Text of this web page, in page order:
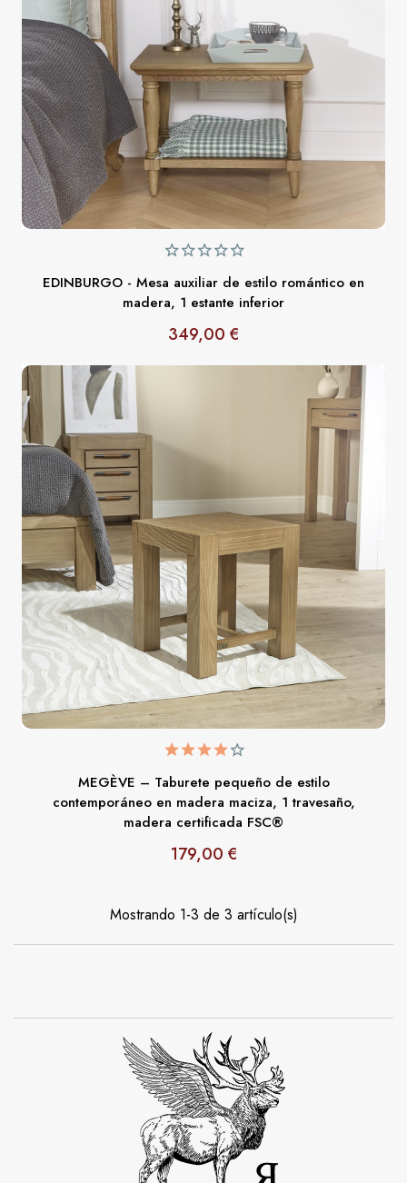
EDINBURGO - Mesa auxiliar de estilo romántico en
madera, 1 estante inferior
Precio
349,00 €
MEGÈVE – Taburete pequeño de estilo
contemporáneo en madera maciza, 1 travesaño,
madera certificada FSC®
Precio
179,00 €
Mostrando 1-3 de 3 artículo(s)